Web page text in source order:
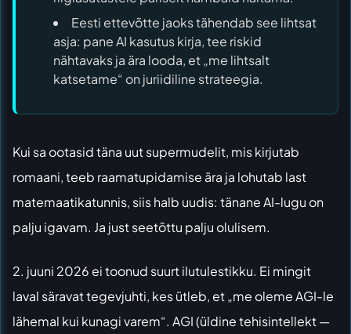
Eesti ettevõtte jaoks tähendab see lihtsat
asja: pane AI kasutus kirja, tee riskid
nähtavaks ja ära looda, et „me lihtsalt
katsetame“ on juriidiline strateegia.
Kui sa ootasid täna uut supermudelit, mis kirjutab
romaani, teeb raamatupidamise ära ja lohutab last
matemaatikatunnis, siis halb uudis: tänane AI-lugu on
palju igavam. Ja just seetõttu palju olulisem.
2. juuni 2026 ei toonud suurt ilutulestikku. Ei mingit
laval säravat tegevjuhti, kes ütleb, et „me oleme AGI-le
lähemal kui kunagi varem“. AGI (üldine tehisintellekt —